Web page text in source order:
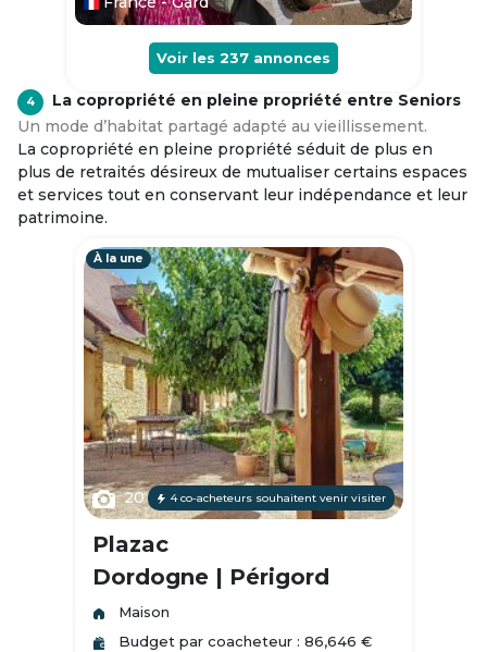
Voir les 237 annonces
4
La copropriété en pleine propriété entre Seniors
Un mode d’habitat partagé adapté au vieillissement.
La copropriété en pleine propriété séduit de plus en
plus de retraités désireux de mutualiser certains espaces
et services tout en conservant leur indépendance et leur
patrimoine.
À la une
20 4 co-acheteurs souhaitent venir visiter
Plazac
Dordogne | Périgord
Maison
Budget par coacheteur : 86,646 €